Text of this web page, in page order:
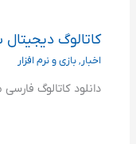
کاتالوگ
اخبار ,بازی و نرم افزار
دانلود کاتالوگ